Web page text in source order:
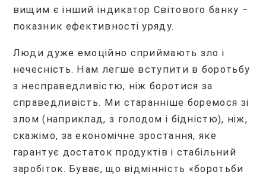
вищим є інший індикатор Світового банку −
показник ефективності уряду.
Люди дуже емоційно сприймають зло і
нечесність. Нам легше вступити в боротьбу
з несправедливістю, ніж боротися за
справедливість. Ми старанніше боремося зі
злом (наприклад, з голодом і бідністю), ніж,
скажімо, за економічне зростання, яке
гарантує достаток продуктів і стабільний
заробіток. Буває, що відмінність «боротьби